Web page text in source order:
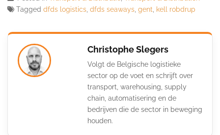
Tagged dfds logistics dfds seaways gent kell robdrup
Christophe Slegers
Volgt de Belgische logistieke
sector op de voet en schrijft over
transport, warehousing, supply
chain, automatisering en de
bedrijven die de sector in beweging
houden.